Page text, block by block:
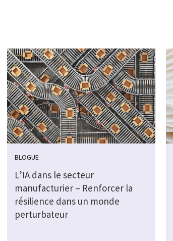
BLOGUE
L’IA dans le secteur
manufacturier – Renforcer la
résilience dans un monde
perturbateur